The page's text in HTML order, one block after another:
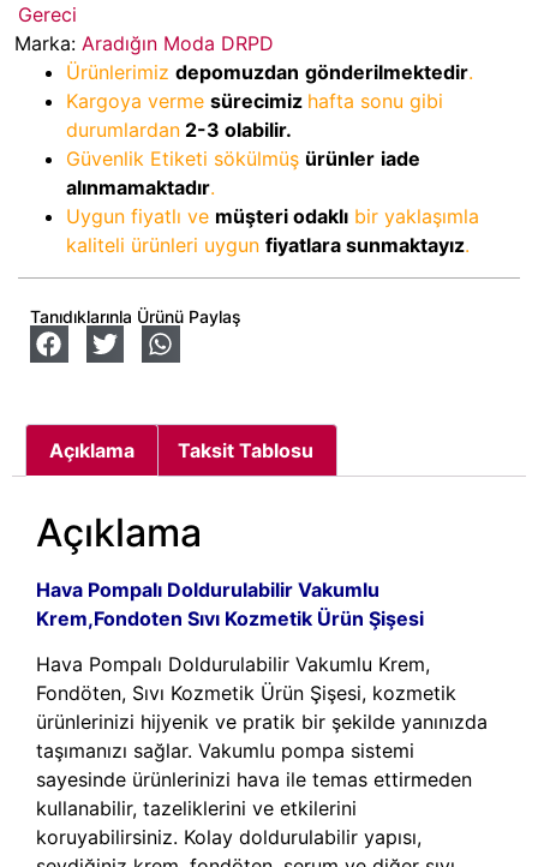
Gereci
Marka: Aradığın Moda DRPD
Ürünlerimiz depomuzdan gönderilmektedir.
Kargoya verme sürecimiz hafta sonu gibi
durumlardan 2-3 olabilir.
Güvenlik Etiketi sökülmüş ürünler iade
alınmamaktadır.
Uygun fiyatlı ve müşteri odaklı bir yaklaşımla
kaliteli ürünleri uygun fiyatlara sunmaktayız.
Tanıdıklarınla Ürünü Paylaş
Açıklama Taksit Tablosu
Açıklama
Hava Pompalı Doldurulabilir Vakumlu
Krem,Fondoten Sıvı Kozmetik Ürün Şişesi
Hava Pompalı Doldurulabilir Vakumlu Krem,
Fondöten, Sıvı Kozmetik Ürün Şişesi, kozmetik
ürünlerinizi hijyenik ve pratik bir şekilde yanınızda
taşımanızı sağlar. Vakumlu pompa sistemi
sayesinde ürünlerinizi hava ile temas ettirmeden
kullanabilir, tazeliklerini ve etkilerini
koruyabilirsiniz. Kolay doldurulabilir yapısı,